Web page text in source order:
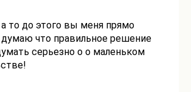
то до этого вы меня прямо
думаю что правильное решение
серьезно о о маленьком